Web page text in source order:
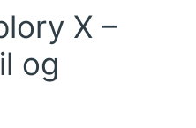
X –
og